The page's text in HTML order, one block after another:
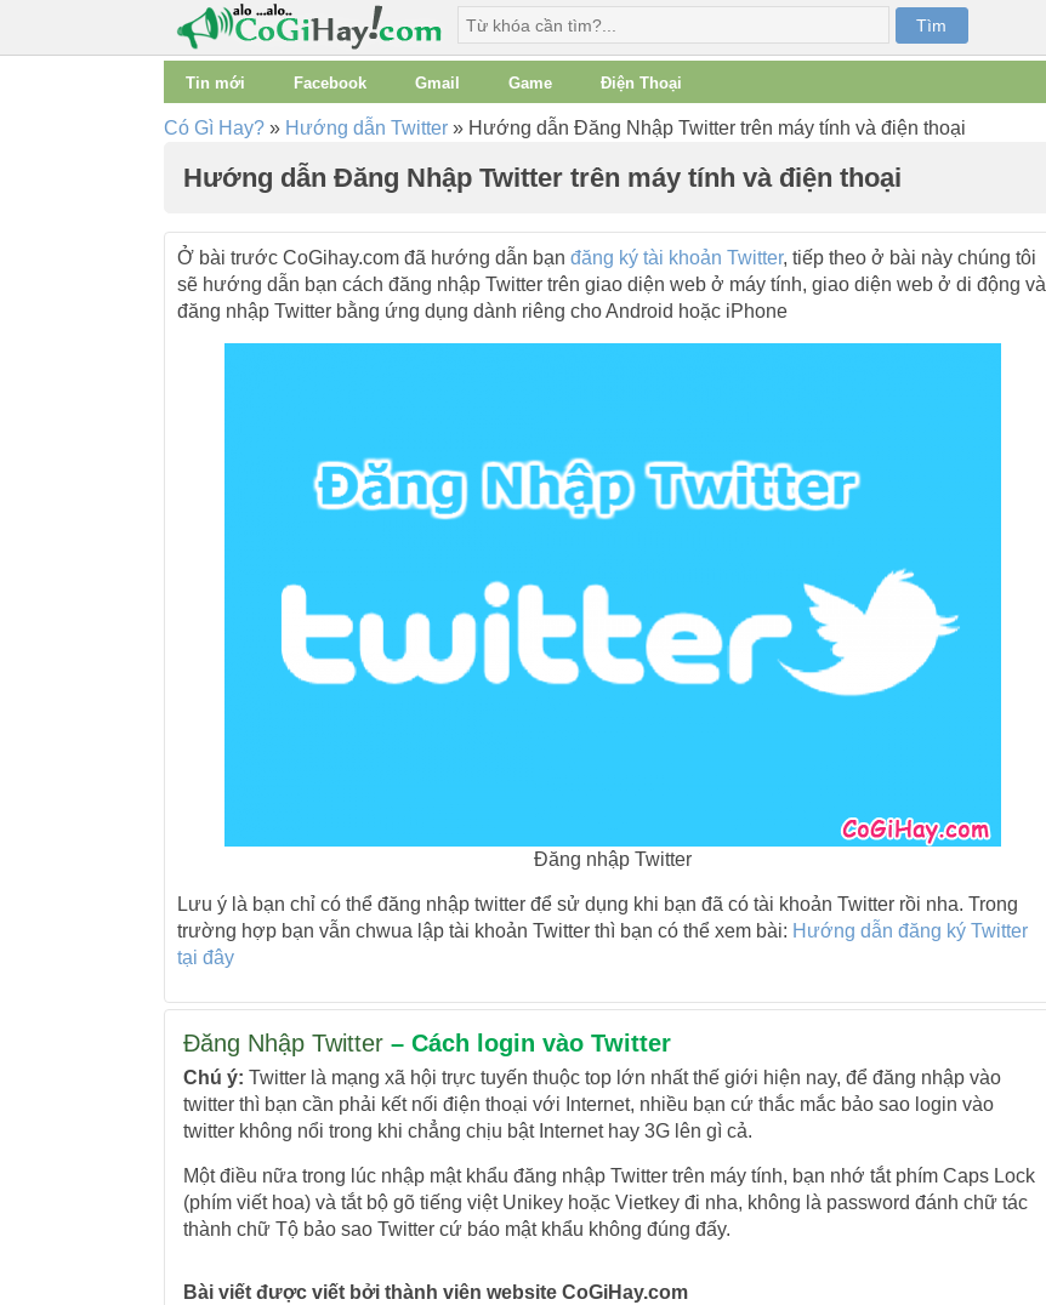
Tin mới Facebook Gmail Game Điện Thoại
Có Gì Hay? » Hướng dẫn Twitter »Hướng dẫn Đăng Nhập Twitter trên máy tính và điện thoại
Hướng dẫn Đăng Nhập Twitter trên máy tính và điện thoại
Ở bài trước CoGihay.com đã hướng dẫn bạn đăng ký tài khoản Twitter, tiếp theo ở bài này chúng tôi
sẽ hướng dẫn bạn cách đăng nhập Twitter trên giao diện web ở máy tính, giao diện web ở di động và
đăng nhập Twitter bằng ứng dụng dành riêng cho Android hoặc iPhone
Đăng nhập Twitter
Lưu ý là bạn chỉ có thể đăng nhập twitter để sử dụng khi bạn đã có tài khoản Twitter rồi nha. Trong
trường hợp bạn vẫn chwua lập tài khoản Twitter thì bạn có thể xem bài: Hướng dẫn đăng ký Twitter
tại đây
Đăng Nhập Twitter– Cách login vào Twitter
Chú ý: Twitter là mạng xã hội trực tuyến thuộc top lớn nhất thế giới hiện nay, để đăng nhập vào
twitter thì bạn cần phải kết nối điện thoại với Internet, nhiều bạn cứ thắc mắc bảo sao login vào
twitter không nổi trong khi chẳng chịu bật Internet hay 3G lên gì cả.
Một điều nữa trong lúc nhập mật khẩu đăng nhập Twitter trên máy tính, bạn nhớ tắt phím Caps Lock
(phím viết hoa) và tắt bộ gõ tiếng việt Unikey hoặc Vietkey đi nha, không là password đánh chữ tác
thành chữ Tộ bảo sao Twitter cứ báo mật khẩu không đúng đấy.
Bài viết được viết bởi thành viên website CoGiHay.com